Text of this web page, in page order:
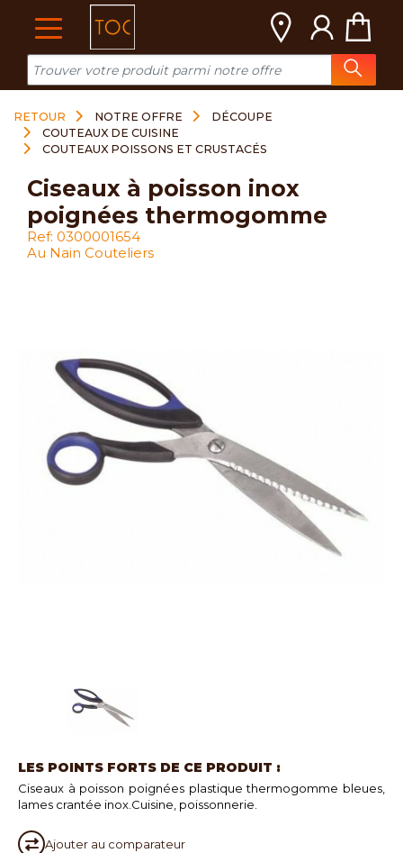
RETOUR NOTRE OFFRE
DÉCOUPE
COUTEAUX DE CUISINE
COUTEAUX POISSONS ET CRUSTACÉS
LES POINTS FORTS DE CE PRODUIT :
Ciseaux à poisson poignées plastique thermogomme bleues,
lames crantée inox.Cuisine, poissonnerie.
Ajouter au comparateur
ciseaux à poisson inox
poignées thermogomme
Ref: 0300001654
Au Nain Couteliers
Cookies management panel